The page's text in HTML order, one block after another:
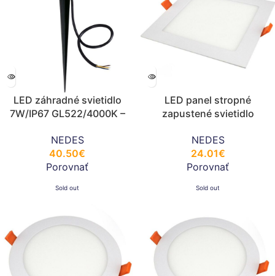
LED záhradné svietidlo
7W/IP67 GL522/4000K –
NEDES
40.50€
Porovnať
LED panel stropné
zapustené svietidlo
LPL225
NEDES
24.01€
Porovnať
Sold out Sold out